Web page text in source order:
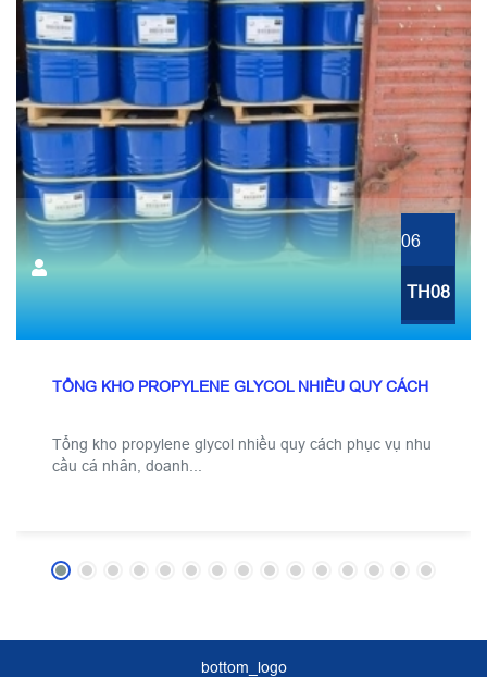
06
TH08
TỔNG KHO PROPYLENE GLYCOL NHIỀU QUY CÁCH
Tổng kho propylene glycol nhiều quy cách phục vụ nhu
cầu cá nhân, doanh...
bottom_logo